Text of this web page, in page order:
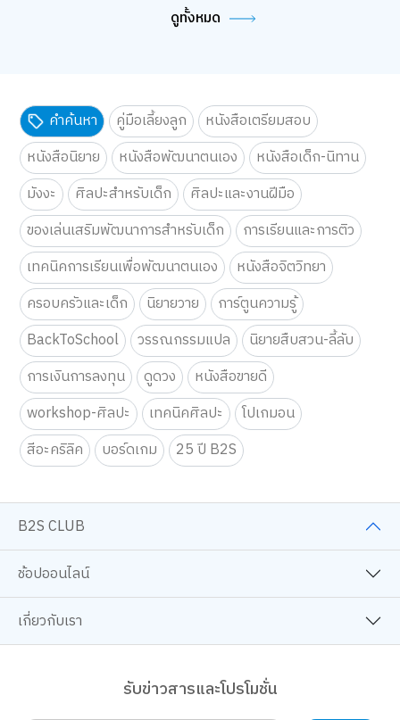
คำค้นหา คู่มือเลี้ยงลูก
หนังสือเตรียมสอบ
หนังสือนิยาย
หนังสือพัฒนาตนเอง
หนังสือเด็ก-นิทาน
มังงะ
ศิลปะสำหรับเด็ก
ศิลปะและงานฝีมือ
ของเล่นเสริมพัฒนาการสำหรับเด็ก
การเรียนและการติว
เทคนิคการเรียนเพื่อพัฒนาตนเอง
หนังสือจิตวิทยา
ครอบครัวและเด็ก
นิยายวาย
การ์ตูนความรู้
BackToSchool
วรรณกรรมแปล
นิยายสืบสวน-ลี้ลับ
การเงินการลงทุน
ดูดวง
หนังสือขายดี
workshop-ศิลปะ
เทคนิคศิลปะ
โปเกมอน
B2S CLUB
ช้อปออนไลน์
เกี่ยวกับเรา
เว็บไซต์นี้ใช้คุกกี้
เราใช้คุกกี้เพื่อเพิ่มประสบการณ์ที่ดีในการใช้เว็บไซต์ แสดงเนื้อหาและโฆษณาให้
ตรงกับความสนใจ รวมถึงเพื่อวิเคราะห์การเข้าใช้งานเว็บไซต์และทำความเข้าใจ
ว่าผู้ใช้งานมาจากที่ใด คุณสามารถเลือกตั้งค่าความยินยอมการใช้คุกกี้ได้ โดย
คลิก “การตั้งค่าคุกกี้” นโยบายคุกกี้
ยอมรับทั้งหมด
การตั้งค่าคุกกี้